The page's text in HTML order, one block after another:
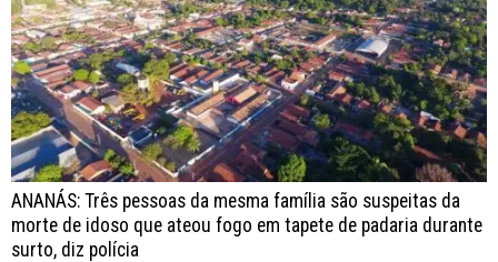
ANANÁS: Três pessoas da mesma família são suspeitas da
morte de idoso que ateou fogo em tapete de padaria durante
surto, diz polícia